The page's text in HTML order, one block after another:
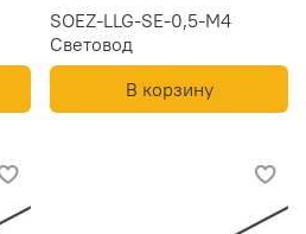
SOEZ-LLG-SE-0,5-M4
Световод
В корзину